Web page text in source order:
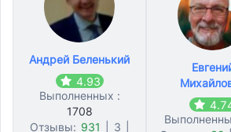
Андрей Беленький
4.93
Выполненных :
1708
Отзывы: 931 3